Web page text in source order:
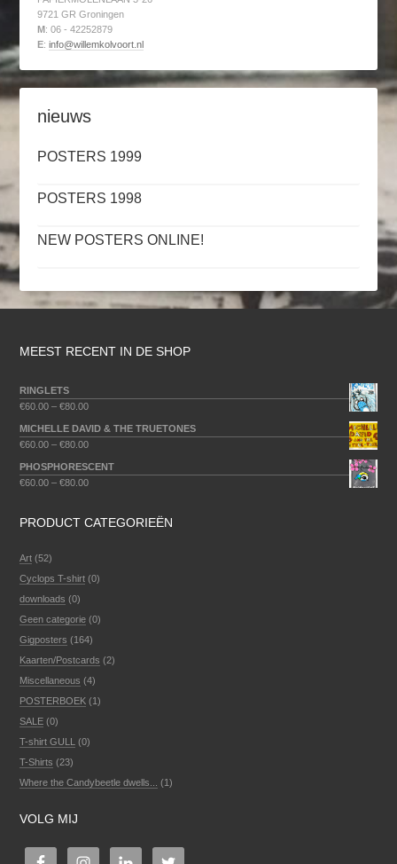
9721 GR Groningen
M : 06 - 42252879
E:info@willemkolvoort.nl
nieuws
POSTERS 1999
POSTERS 1998
NEW POSTERS ONLINE!
MEEST RECENT IN DE SHOP
RINGLETS
€60.00 –€80.00
MICHELLE DAVID & THE TRUETONES
€60.00 –€80.00
PHOSPHORESCENT
€60.00 –€80.00
PRODUCT CATEGORIEËN
Art (52)
Cyclops T-shirt (0)
downloads (0)
Geen categorie (0)
Gigposters (164)
Kaarten/Postcards (2)
Miscellaneous (4)
POSTERBOEK (1)
SALE (0)
T-shirt GULL
(0)
T-Shirts (23)
Where the Candybeetle dwells...
(1)
VOLG MIJ